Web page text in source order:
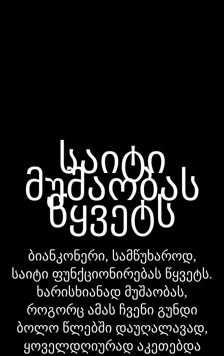
საიტი
მუშაობას
წყვეტს
ბიანკონერი, სამწუხაროდ,
საიტი ფუნქციონირებას წყვეტს.
ხარისხიანად მუშაობას,
როგორც ამას ჩვენი გუნდი
ბოლო წლებში დაუღალავად,
ყოველდღიურად აკეთებდა